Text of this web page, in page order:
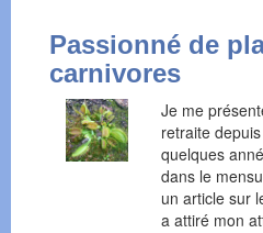
Passionné de
carnivores
Je me
retraite
quelques
dans le
un article sur
a attiré mon